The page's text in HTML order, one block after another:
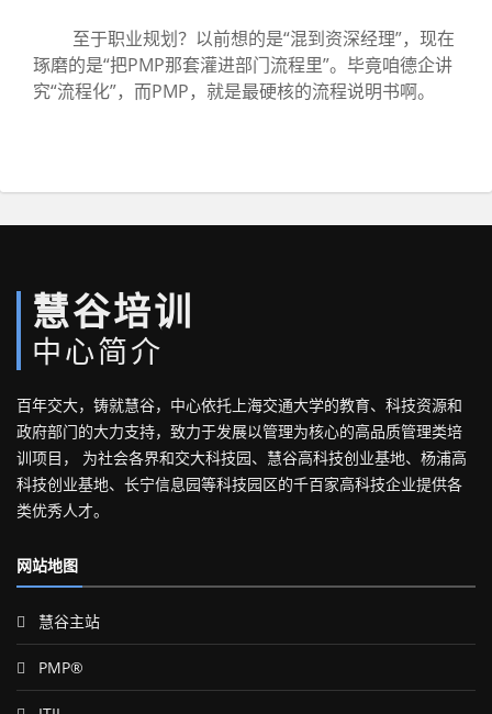
至于职业规划？以前想的是“混到资深经理”，现在
琢磨的是“把PMP那套灌进部门流程里”。毕竟咱德企讲
究“流程化”，而PMP，就是最硬核的流程说明书啊。
慧谷培训
中心简介
百年交大，铸就慧谷，中心依托上海交通大学的教育、科技资源和
政府部门的大力支持，致力于发展以管理为核心的高品质管理类培
训项目， 为社会各界和交大科技园、慧谷高科技创业基地、杨浦高
科技创业基地、长宁信息园等科技园区的千百家高科技企业提供各
类优秀人才。
网站地图
慧谷主站
PMP®